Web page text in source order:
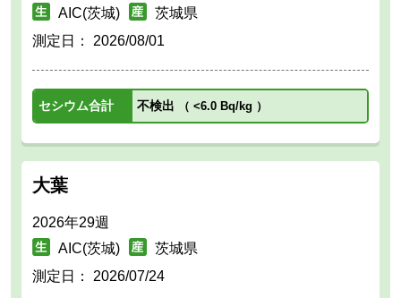
AIC(茨城)
茨城県
測定日： 2026/08/01
セシウム合計 不検出 （ <6.0 Bq/kg ）
大葉
2026年29週
AIC(茨城)
茨城県
測定日： 2026/07/24